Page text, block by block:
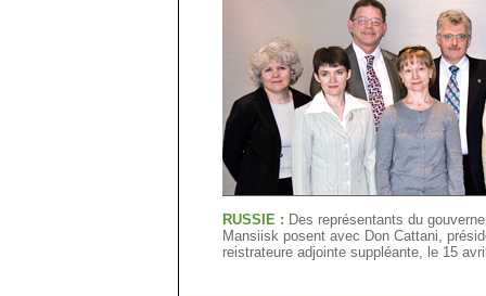
RUSSIE : Des représentants du
Mansiisk posent avec Don Cattani,
reistrateure adjointe suppléante, le 15